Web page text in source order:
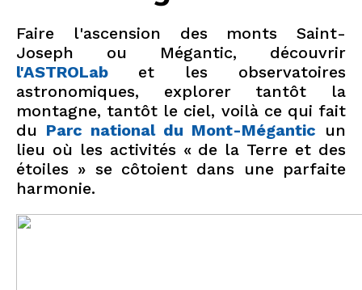
Faire l'ascension des monts Saint-
Joseph ou Mégantic, découvrir
l'ASTROLab et les observatoires
astronomiques, explorer tantôt la
montagne, tantôt le ciel, voilà ce qui fait
du Parc national du Mont-Mégantic un
lieu où les activités « de la Terre et des
étoiles » se côtoient dans une parfaite
harmonie.